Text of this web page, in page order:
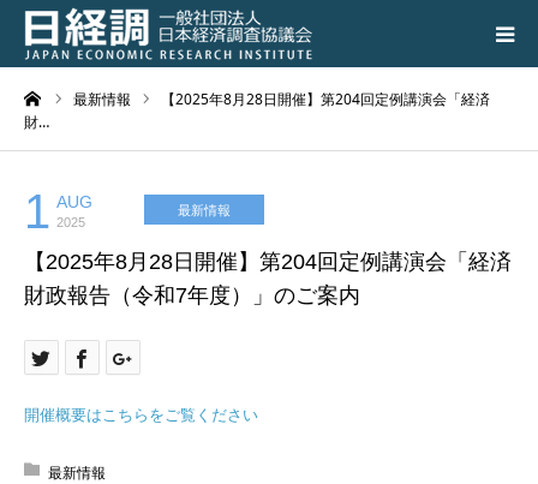
最新情報
【2025年8月28日開催】第204回定例講演会「経済
財…
1 AUG
2025
最新情報
【2025年8月28日開催】第204回定例講演会「経済
財政報告（令和7年度）」のご案内
開催概要はこちらをご覧ください
最新情報
日経調について
会員専用ページ
入会のご案内